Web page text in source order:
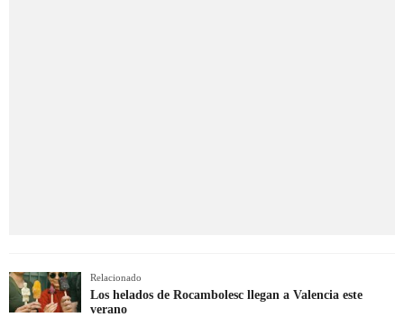
Relacionado
Los helados de Rocambolesc llegan a Valencia este
verano